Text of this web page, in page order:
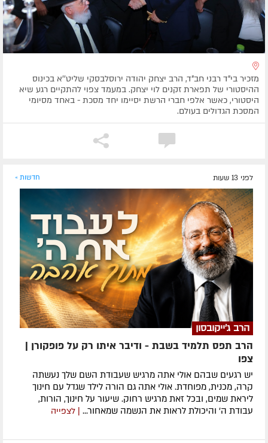
מזכיר בי"ד רבני חב"ד, הרב יצחק יהודה ירוסלבסקי שליט''א בכינוס
ההיסטורי של תפארת זקנים לוי יצחק. במעמד צפוי להתקיים רגע שיא
היסטורי, כאשר אלפי חברי הרשת יסיימו יחד מסכת - באחד מסיומי
המסכת הגדולים בעולם.
לפני 13 שעות חדשות »
הרב ג'ייקובסון
הרב תפס תלמיד בשבת - ודיבר איתו רק על פופקורן |
צפו
יש רגעים שבהם אולי אתה מרגיש שעבודת השם שלך נעשתה
קרה, מכנית, מפוחדת. אולי אתה גם הורה לילד שגדל עם חינוך
ליראת שמים, ובכל זאת מרגיש רחוק. שיעור על חינוך, הורות,
עבודת ה׳ והיכולת לראות את הנשמה שמאחור... | לצפייה